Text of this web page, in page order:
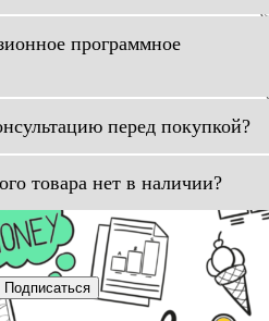
программное
перед покупкой?
товара нет в наличии?
Подписаться